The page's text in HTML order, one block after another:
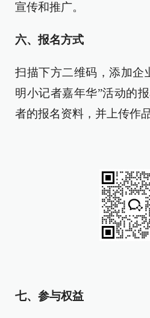
宣传和推广。
六、报名方式
扫描下方二维码，添加企
明小记者嘉年华”活动的
者的报名资料，并上传作品
七、参与权益